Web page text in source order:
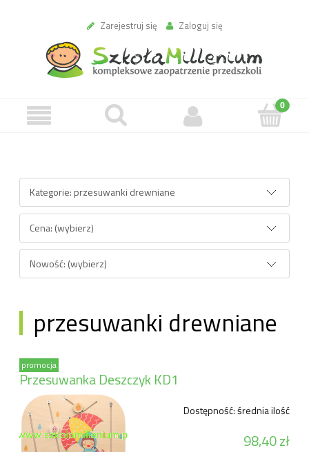
Zarejestruj się Zaloguj się
Kategorie: przesuwanki drewniane
Cena: (wybierz)
Nowość: (wybierz)
przesuwanki drewniane
Przesuwanka Deszczyk KD1
Dostępność:średnia ilość
98,40 zł
promocja